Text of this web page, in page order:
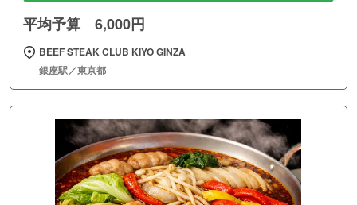
平均予算 6,000円
BEEF STEAK CLUB KIYO GINZA
銀座駅／東京都